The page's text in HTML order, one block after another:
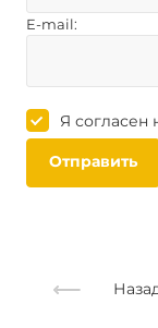
E-mail:
Я согласен
Отправить